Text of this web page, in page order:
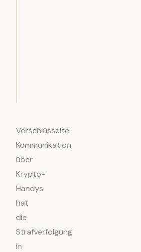
Verschlüsselte
Kommunikation
über
Krypto-
Handys
hat
die
Strafverfolgung
in